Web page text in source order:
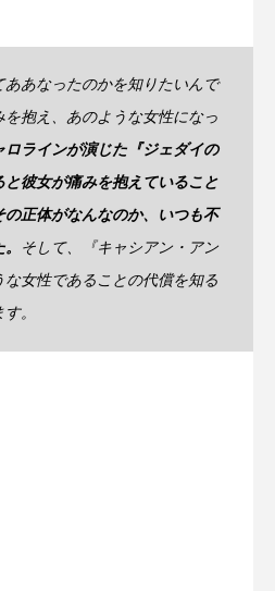
ああなったのかを知りたいんで
を抱え、あのような女性になっ
ロラインが演じた『ジェダイの
と彼女が痛みを抱えていること
の正体がなんなのか、いつも不
そして、『キャシアン・アン
な女性であることの代償を知る
。